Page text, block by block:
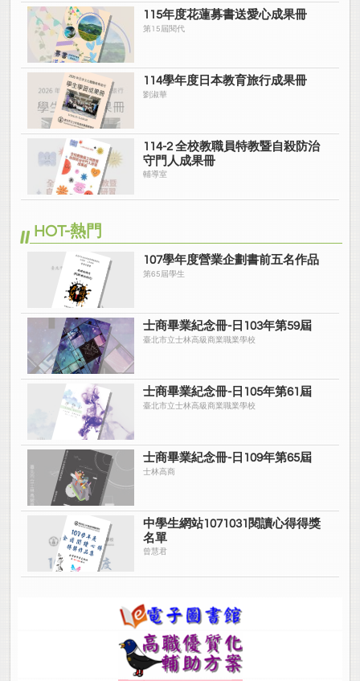
115年度花蓮募書送愛心成果冊
第15屆閱代
114學年度日本教育旅行成果冊
劉淑華
114-2 全校教職員特教暨自殺防治
守門人成果冊
輔導室
HOT-熱門
107學年度營業企劃書前五名作品
第65屆學生
士商畢業紀念冊-日103年第59屆
臺北市立士林高級商業職業學校
士商畢業紀念冊-日105年第61屆
臺北市立士林高級商業職業學校
士商畢業紀念冊-日109年第65屆
士林高商
中學生網站1071031閱讀心得得獎
名單
曾慧君